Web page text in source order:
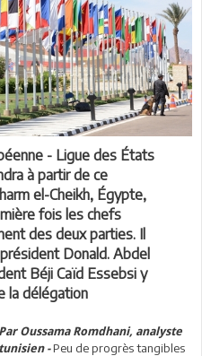
- Ligue des États
à partir de ce
el-Cheikh, Égypte,
fois les chefs
des deux parties. Il
Donald. Abdel
Béji Caïd Essebsi y
la délégation
Par Oussama Romdhani, analyste
tunisien -Peu de progrès tangibles